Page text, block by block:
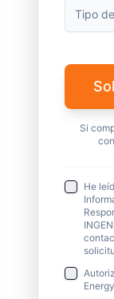
Tipo
Si
He